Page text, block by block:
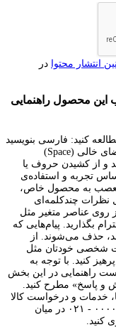
انتشار محتوا در
این محصول راهنمایی
کنید: فارسی بنویسید
و از کیبورد فارسی استفاده کنید. بهتر است از فضای خالی (Space)
و از کشیدن حروف یا
تجربه و استفاده‌ی
تعصب به محصول خاص،
نظرات چندکلمه‌‌ای
روی عناصر متغیر مثل
بگذارید. پیام‌هایی که
حذف می‌شوند. از
شخصی خودتان مثل
کنید. با توجه به
راهنمایی در این بخش
و پاسخ» مطرح کنید.
خدمات و درخواست کالا
را با ایمیل info@yourdomain.com یا با شماره‌ی ۰۰۰۰ - ۰۲۱ در میان
کنید.